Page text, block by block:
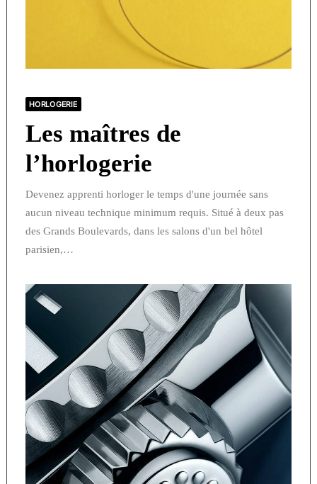
HORLOGERIE
Les maîtres de
l’horlogerie
Devenez apprenti horloger le temps d'une journée sans
aucun niveau technique minimum requis. Situé à deux pas
des Grands Boulevards, dans les salons d'un bel hôtel
parisien,…